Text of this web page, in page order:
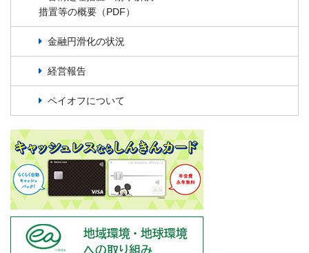
措置等の概要（PDF）
金融円滑化の状況
経営報告
ペイオフについて